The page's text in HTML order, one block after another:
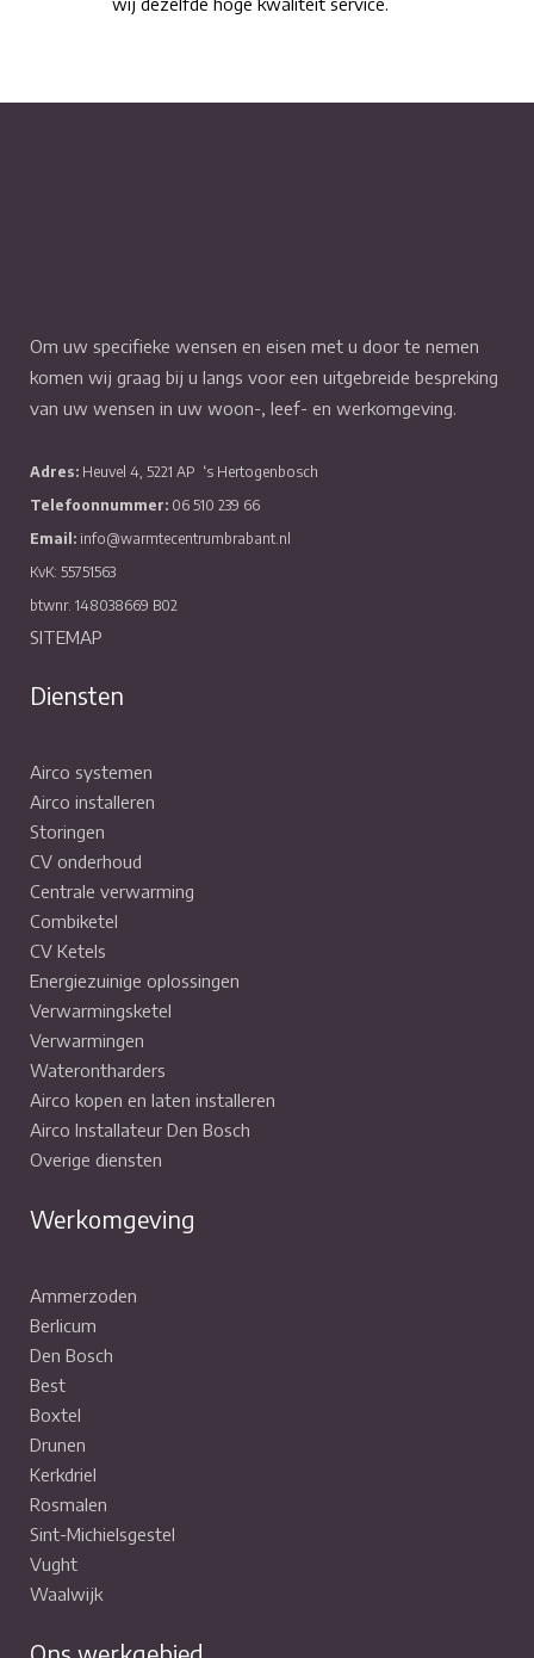
Om uw specifieke wensen en eisen met u door te nemen
komen wij graag bij u langs voor een uitgebreide bespreking
van uw wensen in uw woon-, leef- en werkomgeving.
Adres: Heuvel 4, 5221 AP ‘s Hertogenbosch
Telefoonnummer: 06 510 239 66
Email: info@warmtecentrumbrabant.nl
KvK: 55751563
btwnr. 148038669 B02
SITEMAP
Diensten
Airco systemen
Airco installeren
Storingen
CV onderhoud
Centrale verwarming
Combiketel
CV Ketels
Energiezuinige oplossingen
Verwarmingsketel
Verwarmingen
Waterontharders
Airco kopen en laten installeren
Airco Installateur Den Bosch
Overige diensten
Werkomgeving
Ammerzoden
Berlicum
Den Bosch
Best
Boxtel
Drunen
Kerkdriel
Rosmalen
Sint-Michielsgestel
Vught
Waalwijk